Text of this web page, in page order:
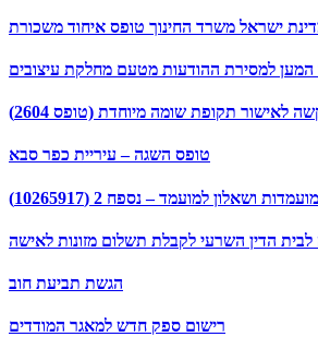
ישראל משרד החינוך טופס איחוד משכורת
המען למסירת ההודעות מטעם מחלקת עיצובים
לאישור תקופת שומה מיוחדת (טופס 2604)
טופס השגה – עיריית כפר סבא
ושאלון למועמד – נספח 2 (10265917)
הדין השרעי לקבלת תשלום מזונות לאישה
הגשת תביעת חוב
רישום ספק חדש למאגר המודדים